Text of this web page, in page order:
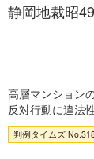
静岡地裁昭
高層マンション
反対行動に違法
判例タイムズ